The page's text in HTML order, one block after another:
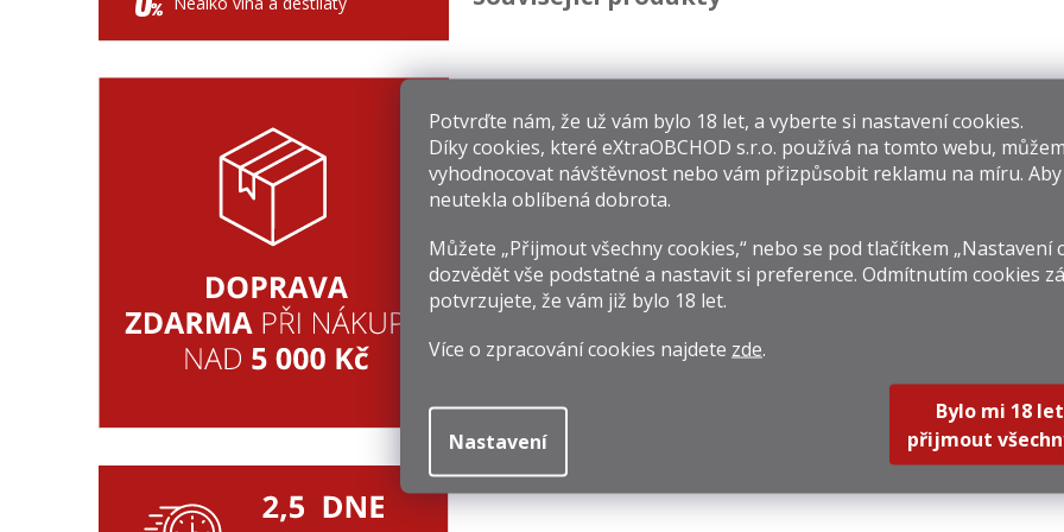
Potvrďte nám​​, že už vám bylo 18 let, a vyberte si nastavení cookies.
Díky cookies, které eXtraOBCHOD s.r.o. používá na tomto webu,
vyhodnocovat návštěvnost nebo vám přizpůsobit reklamu na míru. Aby
neutekla oblíbená dobrota.
Můžete „Přijmout všechny cookies,“ nebo se pod tlačítkem „Nastavení
dozvědět vše podstatné a nastavit si preference. Odmítnutím cookies
potvrzujete, že vám již bylo 18 let.
Více o zpracování cookies najdete zde.
Nastavení
Bylo mi 18
přijmout
Don Papa Baroko
859 Kč
Měrná
cena:
1 227,14 Kč / 1 l
Black Tot Finest
46,2%
949 Kč
Měrná
399
Měrná